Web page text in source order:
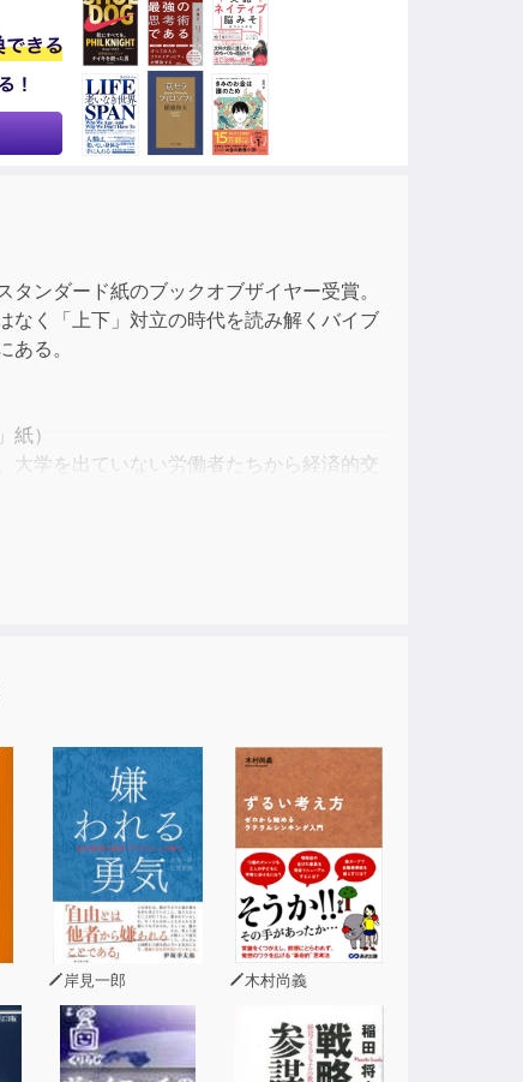
ンダード紙のブックオブザイヤー受賞。
なく「上下」対立の時代を読み解くバイブ
る。
）
学を出ていない労働者たちから経済的交
反動だとリンドは主張する。（デイヴィ
た新自由主義に基づく「上からの革命」の
、分断が進んだか、またどのように分断
可能ならしめるために、現行の新自由主
な改革に明け暮れてきた欧米諸国や日本に
訳者解説より）
らした経済格差の拡大、政治的な国民の
グローバル企業や投資家（オーバークラ
は現代の「新しい階級闘争」の解決を考え
のように解決・穏健化に向かったかを探
岸見一郎 木村尚義